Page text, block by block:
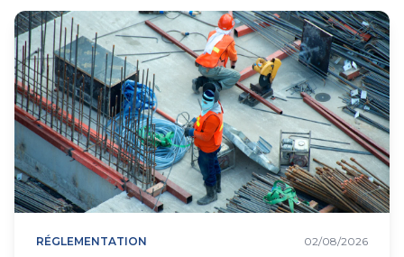
RÉGLEMENTATION 02/08/2026